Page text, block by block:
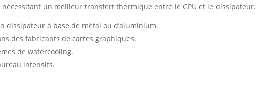
un meilleur transfert thermique entre le GPU et le dissipateur.
dissipateur à base de métal ou d’aluminium.
des fabricants de cartes graphiques.
de watercooling.
intensifs.